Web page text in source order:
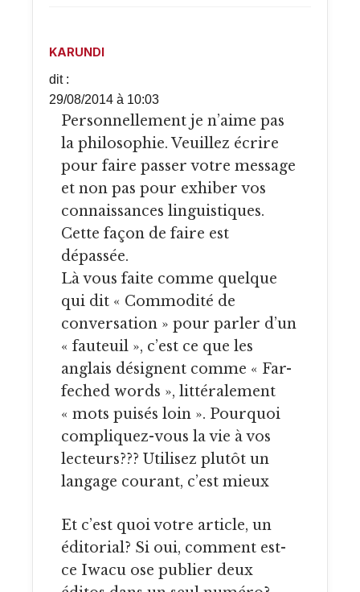
KARUNDI
dit :
29/08/2014 à 10:03
Personnellement je n’aime pas
la philosophie. Veuillez écrire
pour faire passer votre message
et non pas pour exhiber vos
connaissances linguistiques.
Cette façon de faire est
dépassée.
Là vous faite comme quelque
qui dit « Commodité de
conversation » pour parler d’un
« fauteuil », c’est ce que les
anglais désignent comme « Far-
feched words », littéralement
« mots puisés loin ». Pourquoi
compliquez-vous la vie à vos
lecteurs??? Utilisez plutôt un
langage courant, c’est mieux
Et c’est quoi votre article, un
éditorial? Si oui, comment est-
ce Iwacu ose publier deux